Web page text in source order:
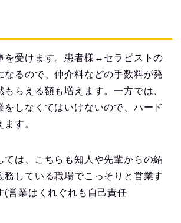
を受けます。患者様↔セラピストの
なるので、仲介料などの手数料が発
らえる額も増えます。一方では、
をしなくてはいけないので、ハード
す。
ては、こちらも知人や先輩からの紹
務している職場でこっそりと営業す
(営業はくれぐれも自己責任